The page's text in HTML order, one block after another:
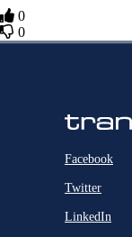
0
0
Facebook
Twitter
LinkedIn